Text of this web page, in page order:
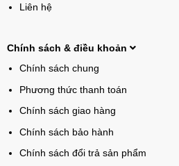
Liên hệ
Chính sách & điều khoản
Chính sách chung
Phương thức thanh toán
Chính sách giao hàng
Chính sách bảo hành
Chính sách đổi trả sản phẩm